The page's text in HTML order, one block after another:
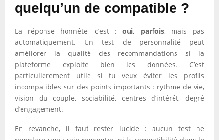
quelqu’un de compatible ?
La réponse honnête, c’est :oui, parfois, mais pas
automatiquement. Un test de personnalité peut
améliorer la qualité des recommandations si la
plateforme exploite bien les données. C’est
particulièrement utile si tu veux éviter les profils
incompatibles sur des points importants : rythme de vie,
vision du couple, sociabilité, centres d’intérêt, degré
d’engagement.
En revanche, il faut rester lucide : aucun test ne